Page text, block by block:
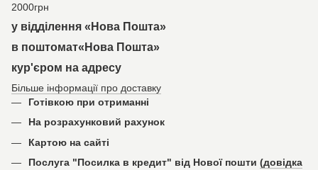
2000грн
у відділення «Нова Пошта»
в поштомат«Нова Пошта»
кур'єром на адресу
Більше інформації про доставку
Готівкою при отриманні
На розрахунковий рахунок
Картою на сайті
Послуга "Посилка в кредит" від Нової пошти (довідка